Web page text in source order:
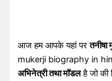
आज हम आपके यहां परतनीषा
mukerji biography in
अभिनेत्री तथा मॉडलहै जो की